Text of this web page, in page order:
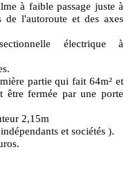
à faible passage juste à
l'autoroute et des axes
électrique à
partie qui fait 64m² et
être fermée par une porte
2,15m
et sociétés ).